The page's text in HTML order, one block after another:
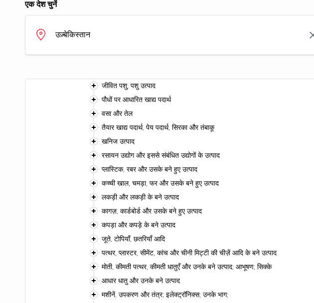
एक देश चुनें
जीवित पशु; पशु उत्पाद
पौधों पर आधारित खाद्य पदार्थ
वसा और तेल
तैयार खाद्य पदार्थ, पेय पदार्थ, सिरका और तंबाकू
खनिज उत्पाद
रसायन उद्योग और इससे संबंधित उद्योगों के उत्पाद
प्लास्टिक, रबर और उसके बने हुए उत्पाद
कच्ची खाल, चमड़ा, फर और उसके बने हुए उत्पाद
लकड़ी और लकड़ी के बने उत्पाद
कागज़, कार्डबोर्ड और उसके बने हुए उत्पाद
कपड़ा और कपड़े के बने उत्पाद
जूते, टोपियाँ, छतरियाँ आदि
पत्थर, प्लास्टर, सीमेंट, कांच और चीनी मिट्टी की चीज़ें आदि के बने उत्पाद
मोती, कीमती पत्थर, कीमती धातुएँ और उनके बने उत्पाद; आभूषण; सिक्के
आधार धातु और उनके बने उत्पाद
मशीनें, उपकरण और तंत्र; इलेक्ट्रॉनिक्स; उनके भाग;